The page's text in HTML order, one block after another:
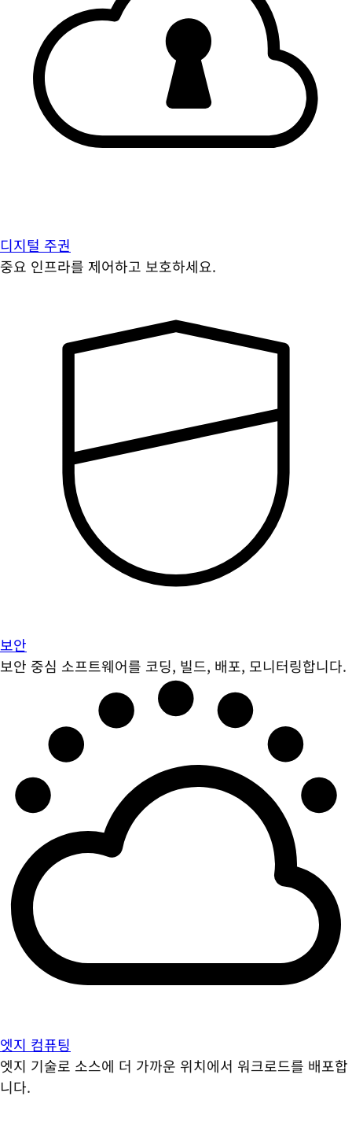
디지털 주권
중요 인프라를 제어하고 보호하세요.
보안
보안 중심 소프트웨어를 코딩, 빌드, 배포, 모니터링합니다.
엣지 컴퓨팅
엣지 기술로 소스에 더 가까운 위치에서 워크로드를 배포합
니다.